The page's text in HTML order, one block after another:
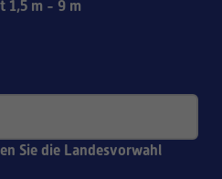
1,5 m - 9 m
Sie die Landesvorwahl